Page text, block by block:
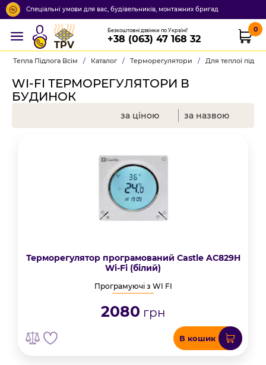
Спеціальні умови для вас, будівельників, монтажних бригад
TPV
Безкоштовні дзвінки по Україні!
+38 (063) 47 168 32
0
Тепла Підлога Всім / Каталог / Терморегулятори / Для теплої
WI-FI ТЕРМОРЕГУЛЯТОРИ В
БУДИНОК
за ціною за назвою
Терморегулятор програмований Castle AC829H
Wi-Fi (білий)
Програмуючі з WI FI
2080 грн
В кошик